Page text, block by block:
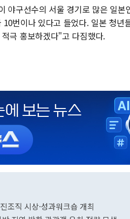
야구선수의 서울 경기로 많은 일
번이나 있다고 들었다. 일본 청년
극 홍보하겠다"고 다짐했다.
조직 시상·성과워크숍 개최